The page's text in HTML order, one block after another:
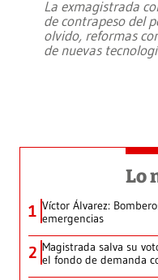
La exmagistrada
de contrapeso del
olvido, reformas
de nuevas
Lo
1 Víctor Álvarez:
emergencias
2 Magistrada salva su
el fondo de demanda